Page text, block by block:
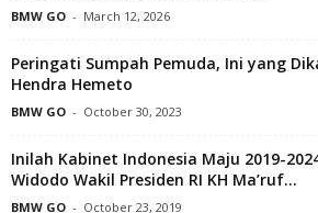
BMW GO - March 12, 2026
Peringati Sumpah Pemuda, Ini yang
Hendra Hemeto
BMW GO - October 30, 2023
Inilah Kabinet Indonesia Maju 2019-
Widodo Wakil Presiden RI KH Ma’ruf...
BMW GO - October 23, 2019